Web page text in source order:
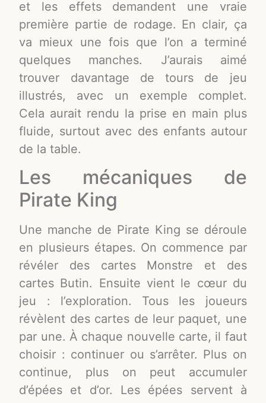
et les effets demandent une vraie
première partie de rodage. En clair, ça
va mieux une fois que l’on a terminé
quelques manches. J’aurais aimé
trouver davantage de tours de jeu
illustrés, avec un exemple complet.
Cela aurait rendu la prise en main plus
fluide, surtout avec des enfants autour
de la table.
Les mécaniques de
Pirate King
Une manche de Pirate King se déroule
en plusieurs étapes. On commence par
révéler des cartes Monstre et des
cartes Butin. Ensuite vient le cœur du
jeu : l’exploration. Tous les joueurs
révèlent des cartes de leur paquet, une
par une. À chaque nouvelle carte, il faut
choisir : continuer ou s’arrêter. Plus on
continue, plus on peut accumuler
d’épées et d’or. Les épées servent à